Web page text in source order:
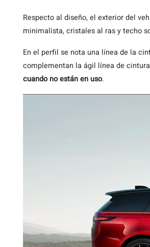
Respecto al diseño, el exterior del
minimalista, cristales al ras y techo
En el perfil se nota una línea de la
complementan la ágil línea de
cuando no están en uso.